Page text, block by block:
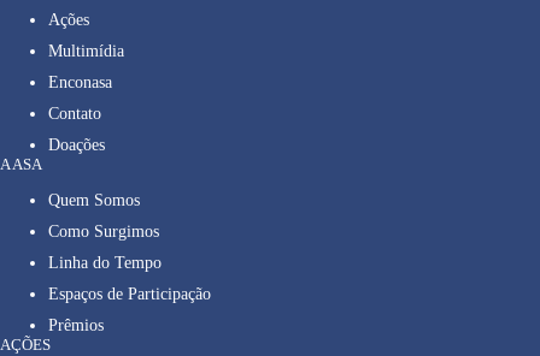
Ações
Multimídia
Enconasa
Contato
Doações
A ASA
Quem Somos
Como Surgimos
Linha do Tempo
Espaços de Participação
Prêmios
AÇÕES